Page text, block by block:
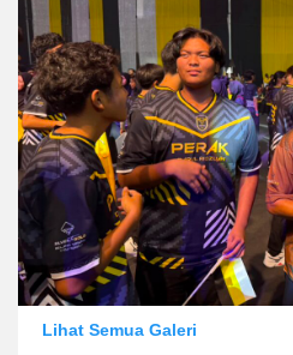
Lihat Semua Galeri